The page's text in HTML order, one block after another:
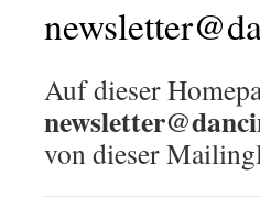
Auf dieser
von dieser